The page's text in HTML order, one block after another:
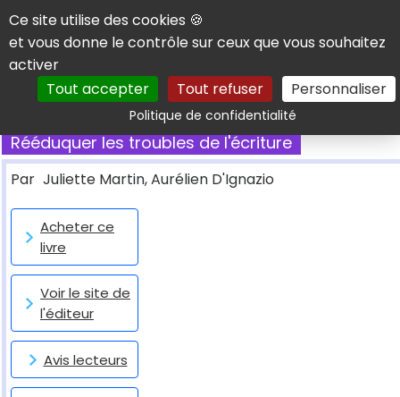
Panneau de gestion des cookies
Ce site utilise des cookies 🍪
et vous donne le contrôle sur ceux que vous souhaitez
activer
Tout accepter
Tout refuser Personnaliser
Politique de confidentialitéRechercher
Rééduquer les troubles de l'écriture
Par Juliette Martin, Aurélien D'Ignazio
Acheter ce
livre
Voir le site de
l'éditeur
Avis lecteurs